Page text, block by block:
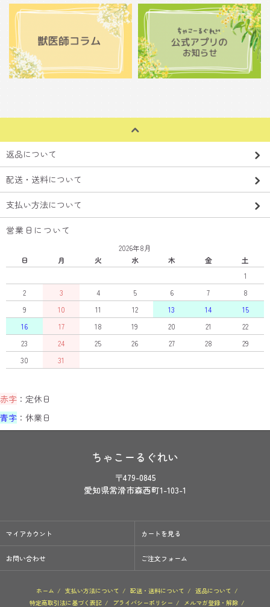
返品について
配送・送料について
支払い方法について
営業日について
2026年8月
日
月 火 水 木 金
土
1
2
3 4 5 6 7
8
9
10 11 12 13 14
15
16
17 18 19 20 21
22
23
24 25 26 27 28
29
30
31
赤字 ：定休日
青字 ：休業日
ちゃこーるぐれい
〒479-0845
愛知県常滑市森西町1-103-1
マイアカウント カートを見る
お問い合わせ ご注文フォーム
ホーム / 支払い方法について / 配送・送料について / 返品について /
特定商取引法に基づく表記 / プライバシーポリシー / メルマガ登録・解除 /